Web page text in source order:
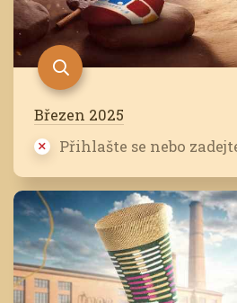
Březen 2025
Přihlašte se nebo